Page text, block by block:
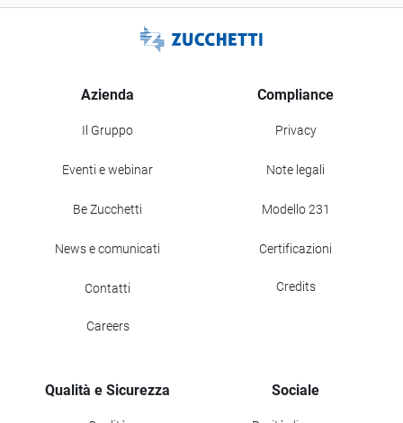
Azienda
Il Gruppo
Eventi e webinar
Be Zucchetti
News e comunicati
Contatti
Careers
Compliance
Privacy
Note legali
Modello 231
Certificazioni
Credits
Qualità e Sicurezza Sociale